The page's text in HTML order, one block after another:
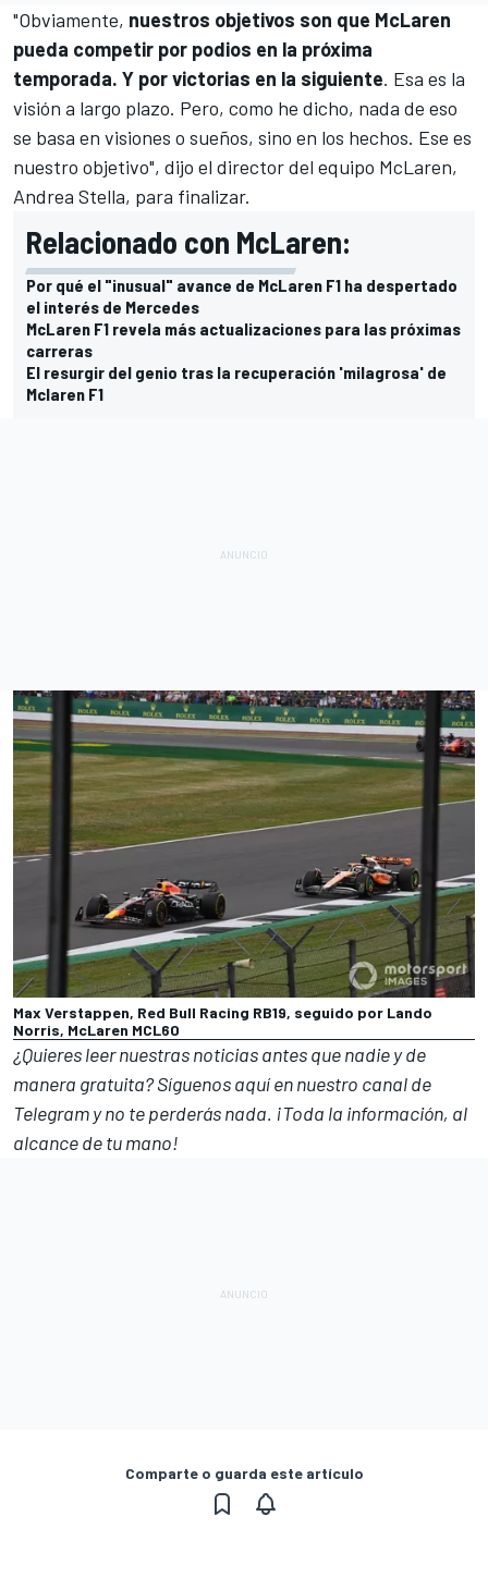
"Obviamente, nuestros objetivos son que McLaren
pueda competir por podios en la próxima
temporada. Y por victorias en la siguiente. Esa es la
visión a largo plazo. Pero, como he dicho, nada de eso
se basa en visiones o sueños, sino en los hechos. Ese es
nuestro objetivo", dijo el director del equipo McLaren,
Andrea Stella, para finalizar.
Relacionado con McLaren:
Por qué el "inusual" avance de McLaren F1 ha despertado
el interés de Mercedes
McLaren F1 revela más actualizaciones para las próximas
carreras
El resurgir del genio tras la recuperación 'milagrosa' de
Mclaren F1
Max Verstappen, Red Bull Racing RB19, seguido por Lando
Norris, McLaren MCL60
¿Quieres leer nuestras noticias antes que nadie y de
manera gratuita? Síguenosaquí en nuestro canal de
Telegramy no te perderás nada. ¡Toda la información, al
alcance de tu mano!
Comparte o guarda este artículo